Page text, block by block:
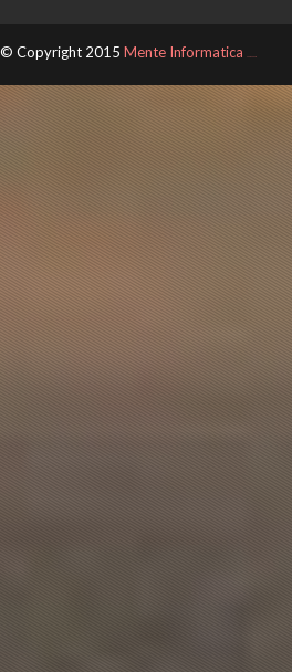
© Copyright 2015 Mente Informatica